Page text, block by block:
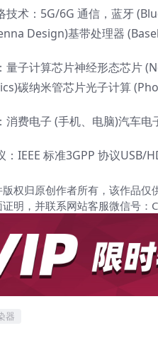
技术：5G/6G 通信，蓝牙
Design)基带处理器
量子计算芯片神经形态芯片
碳纳米管芯片光子计算
消费电子 (手机、电脑)汽车
：IEEE 标准3GPP 协议USB/
权归原创作者所有，该作品
明，并联系网站客服微信号：
器